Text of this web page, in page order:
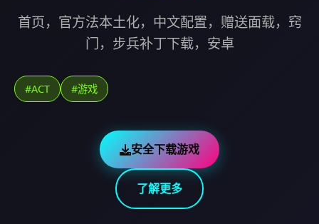
首页，官方法本土化，中文配置，赠送面载，窍
门，步兵补丁下载，安卓
#ACT #游戏
安全下载游戏
了解更多